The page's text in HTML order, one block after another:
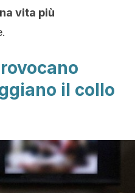
vita più
il collo